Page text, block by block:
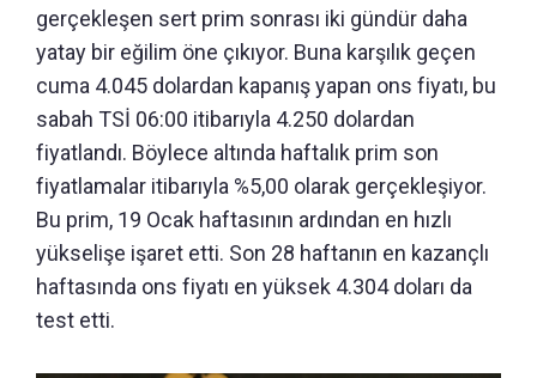
gerçekleşen sert prim sonrası iki gündür daha
yatay bir eğilim öne çıkıyor. Buna karşılık geçen
cuma 4.045 dolardan kapanış yapan ons fiyatı, bu
sabah TSİ 06:00 itibarıyla 4.250 dolardan
fiyatlandı. Böylece altında haftalık prim son
fiyatlamalar itibarıyla %5,00 olarak gerçekleşiyor.
Bu prim, 19 Ocak haftasının ardından en hızlı
yükselişe işaret etti. Son 28 haftanın en kazançlı
haftasında ons fiyatı en yüksek 4.304 doları da
test etti.